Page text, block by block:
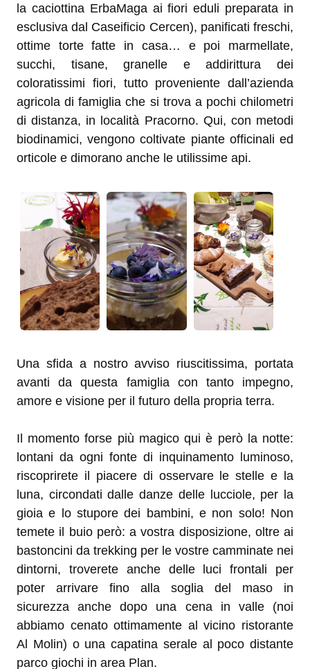
la caciottina ErbaMaga ai fiori eduli preparata in
esclusiva dal Caseificio Cercen), panificati freschi,
ottime torte fatte in casa… e poi marmellate,
succhi, tisane, granelle e addirittura dei
coloratissimi fiori, tutto proveniente dall’azienda
agricola di famiglia che si trova a pochi chilometri
di distanza, in località Pracorno. Qui, con metodi
biodinamici, vengono coltivate piante officinali ed
orticole e dimorano anche le utilissime api.
Una sfida a nostro avviso riuscitissima, portata
avanti da questa famiglia con tanto impegno,
amore e visione per il futuro della propria terra.
Il momento forse più magico qui è però la notte:
lontani da ogni fonte di inquinamento luminoso,
riscoprirete il piacere di osservare le stelle e la
luna, circondati dalle danze delle lucciole, per la
gioia e lo stupore dei bambini, e non solo! Non
temete il buio però: a vostra disposizione, oltre ai
bastoncini da trekking per le vostre camminate nei
dintorni, troverete anche delle luci frontali per
poter arrivare fino alla soglia del maso in
sicurezza anche dopo una cena in valle (noi
abbiamo cenato ottimamente al vicino ristorante
Al Molin) o una capatina serale al poco distante
parco giochi in area Plan.